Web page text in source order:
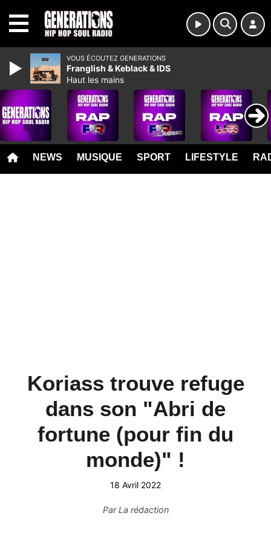
NEWS MUSIQUE SPORT LIFESTYLE
Koriass trouve refuge
dans son "Abri de
fortune (pour fin du
monde)" !
18 Avril 2022
ParLa rédaction
VOUS ÉCOUTEZ GENERATIONS
Franglish & Keblack & IDS
Haut les mains